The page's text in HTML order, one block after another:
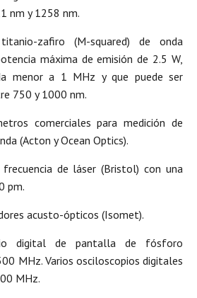
nm y 1258 nm.
zafiro (M-squared) de onda
máxima de emisión de 2.5 W,
menor a 1 MHz y que puede ser
750 y 1000 nm.
comerciales para medición de
(Acton y Ocean Optics).
de láser (Bristol) con una
pm.
acusto-ópticos (Isomet).
digital de pantalla de fósforo
MHz. Varios osciloscopios digitales
MHz.